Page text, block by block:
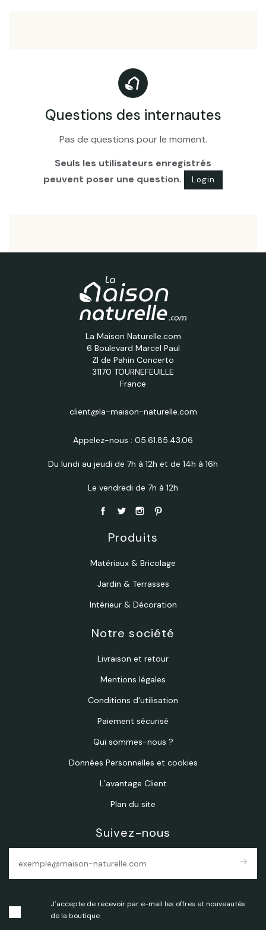
Questions des internautes
Pas de questions pour le moment.
Seuls les utilisateurs enregistrés
peuvent poser une question.
Login
La Maison Naturelle.com
6 Boulevard Marcel Paul
ZI de Pahin Concerto
31170 TOURNEFEUILLE
France
client@la-maison-naturelle.com
Appelez-nous : 05.61.85.43.06
Du lundi au jeudi de 7h à 12h et de 14h à 16h
Le vendredi de 7h à 12h
Produits
Matériaux & Bricolage
Jardin & Terrasses
Intérieur & Décoration
Notre société
Livraison et retour
Mentions légales
Conditions d'utilisation
Paiement sécurisé
Qui sommes-nous ?
Données Personnelles et cookies
L’avantage Client
Plan du site
Suivez-nous
east
J’accepte de recevoir par e-mail les offres et nouveautés
de la boutique